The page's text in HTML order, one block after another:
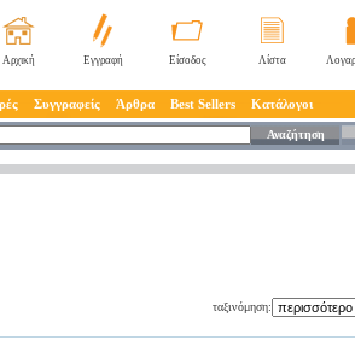
Αρχική Εγγραφή Είσοδος Λίστα
Συγγραφείς Άρθρα Best Sellers Κατάλογοι
Αναζήτηση
ταξινόμηση: